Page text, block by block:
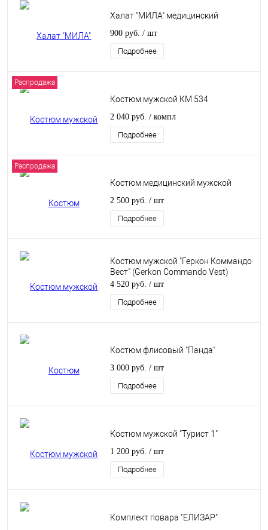
Халат "МИЛА" медицинский
900 руб. / шт
Подробнее
Распродажа
Костюм мужской КМ.534
2 040 руб. / компл
Подробнее
Распродажа
Костюм медицинский мужской
2 500 руб. / шт
Подробнее
Костюм мужской "Геркон Коммандо
Вест" (Gerkon Commando Vest)
4 520 руб. / шт
Подробнее
Костюм флисовый "Панда"
3 000 руб. / шт
Подробнее
Костюм мужской "Турист 1"
1 200 руб. / шт
Подробнее
Комплект повара "ЕЛИЗАР"